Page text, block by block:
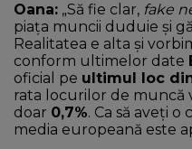
Oana: „Să fie clar, fake
piața muncii duduie și
Realitatea e alta și
conform ultimelor date
oficial pe ultimul loc
rata locurilor de muncă
doar 0,7%. Ca să aveți
media europeană este